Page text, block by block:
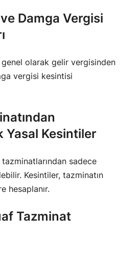
Damga Vergisi
genel olarak gelir vergisinden
vergisi kesintisi
Yasal Kesintiler
sadece
Kesintiler, tazminatın
hesaplanır.
Tazminat